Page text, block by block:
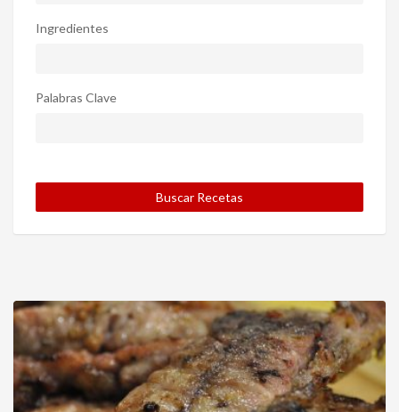
Ingredientes
Palabras Clave
Buscar Recetas